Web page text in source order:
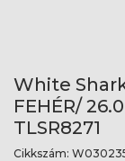
White
FEHÉR/
TLSR8271
Cikkszám: